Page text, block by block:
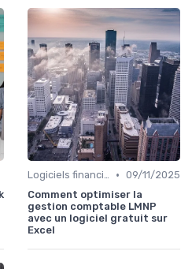
Logiciels financiers • 09/11/2025
Comment optimiser la
gestion comptable LMNP
avec un logiciel gratuit sur
Excel